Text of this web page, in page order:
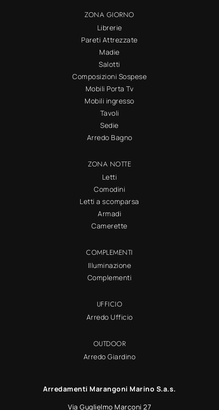
ZONA GIORNO
Librerie
Pareti Attrezzate
Madie
Salotti
Composizioni Sospese
Mobili Porta Tv
Mobili ingresso
Tavoli
Sedie
Arredo Bagno
ZONA NOTTE
Letti
Comodini
Letti a scomparsa
Armadi
Camerette
COMPLEMENTI
Illuminazione
Complementi
UFFICIO
Arredo Ufficio
OUTDOOR
Arredo Giardino
Arredamenti Marangoni Marino S.a.s.
Via Guglielmo Marconi 27